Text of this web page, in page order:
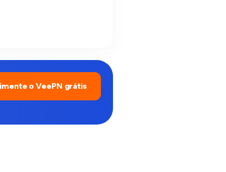
o VeePN grátis